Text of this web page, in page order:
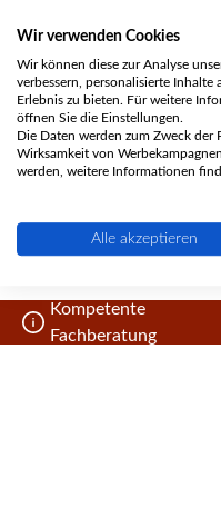
Kompetente
Fachberatung
Wir verwenden Cookies
Wir können diese zur Analyse
verbessern, personalisierte Inhalte
Erlebnis zu bieten. Für weitere
öffnen Sie die Einstellungen.
Die Daten werden zum Zweck der
Wirksamkeit von
werden, weitere Informationen
Alle akzeptieren